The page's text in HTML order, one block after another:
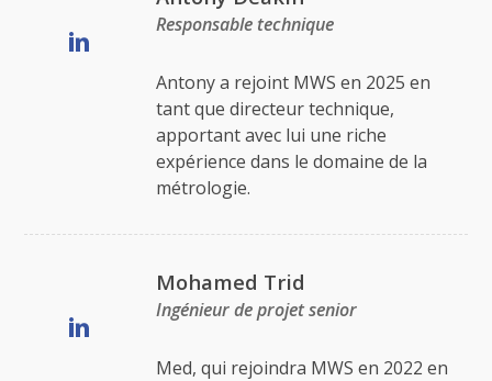
Responsable technique
Antony a rejoint MWS en 2025 en
tant que directeur technique,
apportant avec lui une riche
expérience dans le domaine de la
métrologie.
Mohamed Trid
Ingénieur de projet senior
Med, qui rejoindra MWS en 2022 en